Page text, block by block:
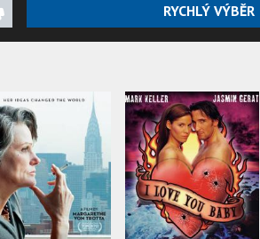
RYCHLÝ VÝBĚR